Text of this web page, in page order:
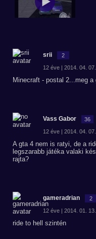
srii 2
12 éve | 2014. 04.
Minecraft - postal 2...meg
Vass Gabor 36
12 éve | 2014. 04.
A gta 4 nem is ratyi, de a
legszarabb játéka valaki
rajta?
gameradrian 2
12 éve | 2014. 01.
ride to hell szintén